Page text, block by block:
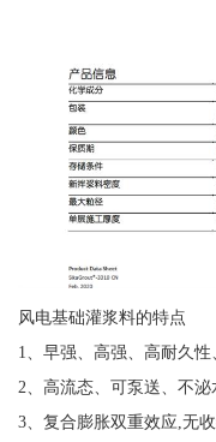
风电基础灌浆料的特点
1、早强、高强、高耐久
2、高流态、可泵送、不
3、复合膨胀双重效应,无